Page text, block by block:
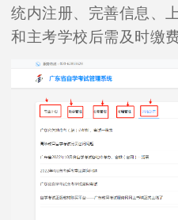
统内注册、完善信息、
和主考学校后需及时缴费